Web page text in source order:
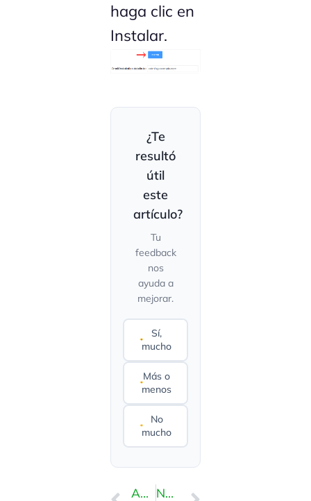
haga clic en
Instalar.
¿Te
resultó
útil
este
artículo?
Tu
feedback
nos
ayuda a
mejorar.
Sí,
mucho
Más o
menos
No
mucho
ANTERIOR NEXT